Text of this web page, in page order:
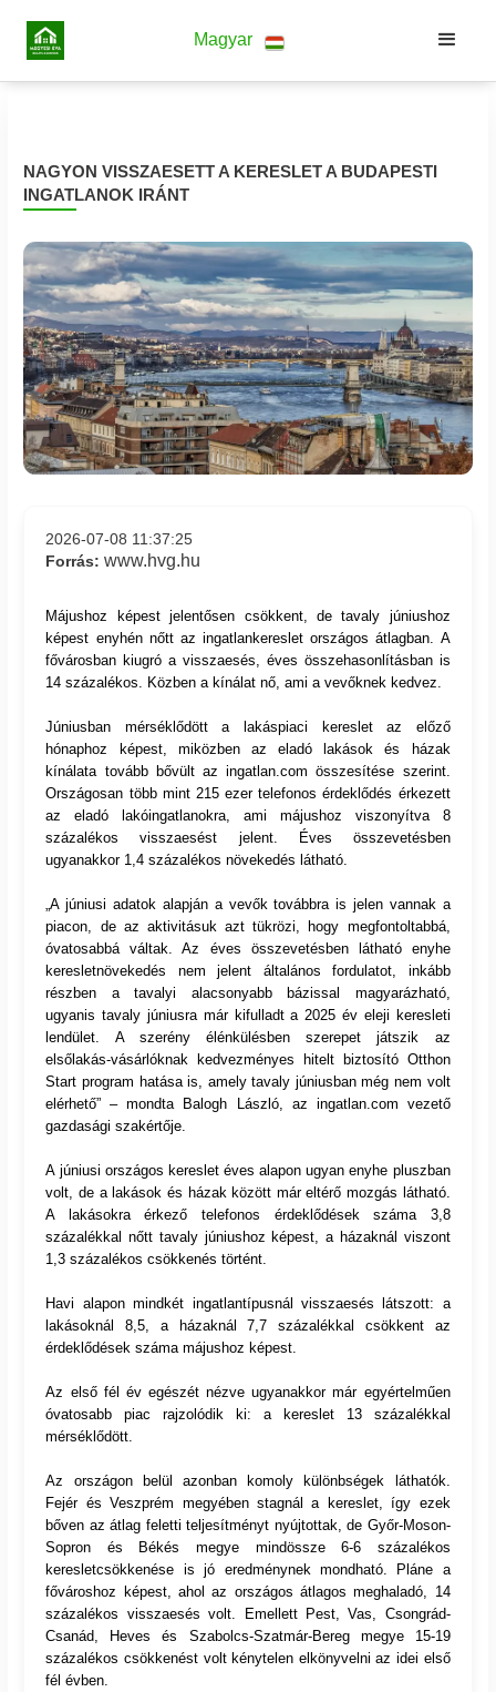
Magyar
NAGYON VISSZAESETT A KERESLET A BUDAPESTI
INGATLANOK IRÁNT
2026-07-08 11:37:25
Forrás:www.hvg.hu
Májushoz képest jelentősen csökkent, de tavaly júniushoz
képest enyhén nőtt az ingatlankereslet országos átlagban. A
fővárosban kiugró a visszaesés, éves összehasonlításban is
14 százalékos. Közben a kínálat nő, ami a vevőknek kedvez.
Júniusban mérséklődött a lakáspiaci kereslet az előző
hónaphoz képest, miközben az eladó lakások és házak
kínálata tovább bővült az ingatlan.com összesítése szerint.
Országosan több mint 215 ezer telefonos érdeklődés érkezett
az eladó lakóingatlanokra, ami májushoz viszonyítva 8
százalékos visszaesést jelent. Éves összevetésben
ugyanakkor 1,4 százalékos növekedés látható.
„A júniusi adatok alapján a vevők továbbra is jelen vannak a
piacon, de az aktivitásuk azt tükrözi, hogy megfontoltabbá,
óvatosabbá váltak. Az éves összevetésben látható enyhe
keresletnövekedés nem jelent általános fordulatot, inkább
részben a tavalyi alacsonyabb bázissal magyarázható,
ugyanis tavaly júniusra már kifulladt a 2025 év eleji keresleti
lendület. A szerény élénkülésben szerepet játszik az
elsőlakás-vásárlóknak kedvezményes hitelt biztosító Otthon
Start program hatása is, amely tavaly júniusban még nem volt
elérhető” – mondta Balogh László, az ingatlan.com vezető
gazdasági szakértője.
A júniusi országos kereslet éves alapon ugyan enyhe pluszban
volt, de a lakások és házak között már eltérő mozgás látható.
A lakásokra érkező telefonos érdeklődések száma 3,8
százalékkal nőtt tavaly júniushoz képest, a házaknál viszont
1,3 százalékos csökkenés történt.
Havi alapon mindkét ingatlantípusnál visszaesés látszott: a
lakásoknál 8,5, a házaknál 7,7 százalékkal csökkent az
érdeklődések száma májushoz képest.
Az első fél év egészét nézve ugyanakkor már egyértelműen
óvatosabb piac rajzolódik ki: a kereslet 13 százalékkal
mérséklődött.
Az országon belül azonban komoly különbségek láthatók.
Fejér és Veszprém megyében stagnál a kereslet, így ezek
bőven az átlag feletti teljesítményt nyújtottak, de Győr-Moson-
Sopron és Békés megye mindössze 6-6 százalékos
keresletcsökkenése is jó eredménynek mondható. Pláne a
fővároshoz képest, ahol az országos átlagos meghaladó, 14
százalékos visszaesés volt. Emellett Pest, Vas, Csongrád-
Csanád, Heves és Szabolcs-Szatmár-Bereg megye 15-19
százalékos csökkenést volt kénytelen elkönyvelni az idei első
fél évben.